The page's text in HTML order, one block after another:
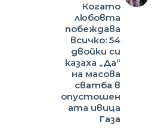
Когато
любовта
побеждава
всичко: 54
двойки си
казаха „Да“
на масова
сватба в
опустошен
ата ивица
Газа